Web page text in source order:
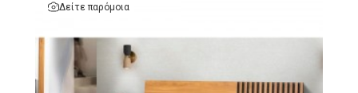
Δείτε παρόμοια